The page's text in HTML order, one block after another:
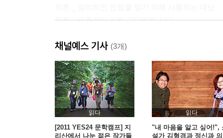
중독 _ 의존성이 심화 극단화된 상태
시기심 _ 타인이 가진 것을 파괴하고 싶은 욕망
분열 _ 세상을 반으로 축소시키는 태도
투사 _ 내면의 부정적인 면을 타인에게 옮겨놓기
회피 _ 자기 자신과 삶으로부터의 도피
동일시 _ 타인을 받아들여 나의 일부로 만들기
콤플렉스 _ 다양하고 풍성한 인격의 근원
채널예스 기사 (3개)
읽다
[2011 YES24 문학캠프] 지
리산에서 나눈 젊은 작가들
읽다
"내 마음을 알고 싶어!",
설가 김형경과 정신과